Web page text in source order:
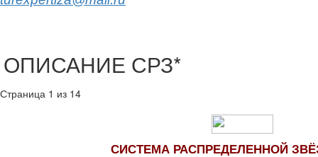
ОПИСАНИЕ СРЗ*
Страница 1 из 14
СИСТЕМА РАСПРЕДЕЛЕННОЙ